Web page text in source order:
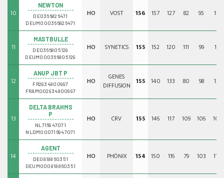
10
NEWTON
DE0366826471
DEUM000366826471
HO VOST 156 157 127 82 95 113
11
MASTBULLE
DE0366805129
DEUM000366805129
HO SYNETICS 155 152 120 111 99 118
12
ANUP JBT P
FR2934800997
FRAM002934800997
HO
GENES
DIFFUSION 155 140 133 80 98 129
13
DELTA BRAHMS
P
NL716947071
NLDM000716947071
HO CRV 155 146 117 109 106 102
14
AGENT
DE0818860351
DEUM000818860351
HO PHÖNIX 154 150 116 79 103 110